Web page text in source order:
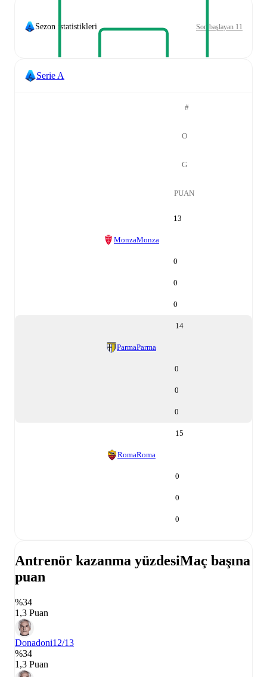
Sezon istatistikleri Son başlayan 11
Serie A
#
O
G
PUAN
13
MonzaMonza
0
0
0
14
ParmaParma
0
0
0
15
RomaRoma
0
0
0
Antrenör kazanma yüzdesiMaç başına
puan
%34
1,3 Puan
Donadoni12/13
%34
1,3 Puan